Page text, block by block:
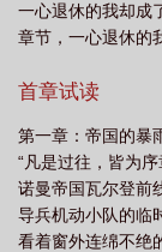
我却成了帝国上将无错
帝国上将手打 一心
将免费阅读
TXT 一心退休的我
笔趣阁 一心退休的
阁
一心退休的我却成
章节，一心退休的
首章试读
第一章：帝国的暴
“凡是过往，皆为序
诺曼帝国瓦尔登前
导兵机动小队的临
看着窗外连绵不绝